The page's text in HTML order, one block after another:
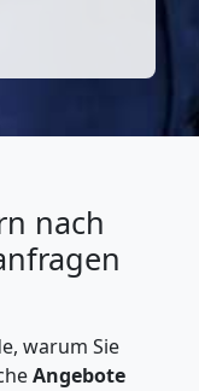
nach
warum Sie
Angebote